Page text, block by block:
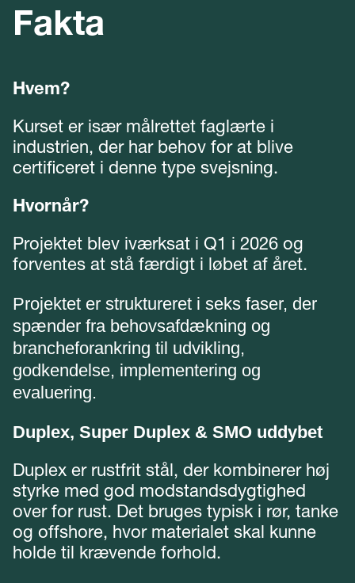
Fakta
Hvem?
Kurset er især målrettet faglærte i
industrien, der har behov for at blive
certificeret i denne type svejsning.
Hvornår?
Projektet blev iværksat i Q1 i 2026 og
forventes at stå færdigt i løbet af året.
Projektet er struktureret i seks faser, der
spænder fra behovsafdækning og
brancheforankring til udvikling,
godkendelse, implementering og
evaluering.
Duplex, Super Duplex & SMO uddybet
Duplex er rustfrit stål, der kombinerer høj
styrke med god modstandsdygtighed
over for rust. Det bruges typisk i rør, tanke
og offshore, hvor materialet skal kunne
holde til krævende forhold.